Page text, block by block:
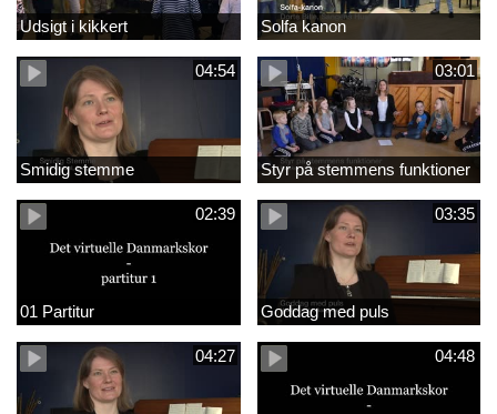
Udsigt i kikkert Solfa kanon
04:54
Smidig stemme
03:01
Styr på stemmens funktioner
02:39
01 Partitur
03:35
Goddag med puls
04:27 04:48